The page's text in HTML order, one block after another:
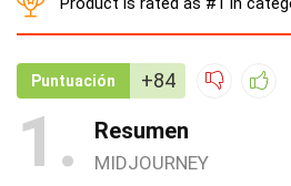
Puntuación +84
1 Resumen
MIDJOURNEY